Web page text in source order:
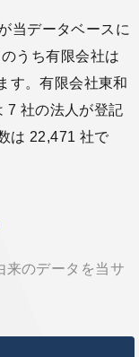
当データベースに
うち有限会社は
す。有限会社東和
7 社の法人が登記
は 22,471 社で
のデータを当サ